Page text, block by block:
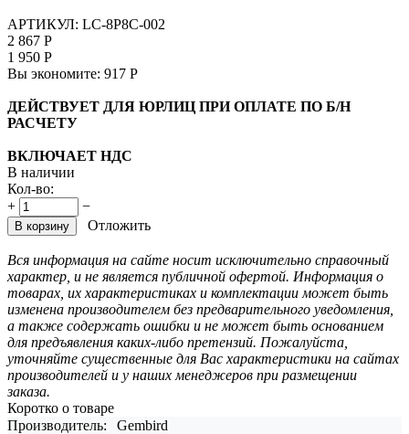
АРТИКУЛ: LC-8P8C-002
2 867 Р
1 950 Р
Вы экономите: 917 Р
ДЕЙСТВУЕТ ДЛЯ ЮРЛИЦ ПРИ ОПЛАТЕ ПО Б/Н
РАСЧЕТУ
ВКЛЮЧАЕТ НДС
В наличии
Кол-во:
+
−
В корзину Отложить
Вся информация на сайте носит исключительно справочный
характер, и не является публичной офертой. Информация о
товарах, их характеристиках и комплектации может быть
изменена производителем без предварительного уведомления,
а также содержать ошибки и не может быть основанием
для предъявления каких-либо претензий. Пожалуйста,
уточняйте существенные для Вас характеристики на сайтах
производителей и у наших менеджеров при размещении
заказа.
Коротко о товаре
Производитель:
Gembird